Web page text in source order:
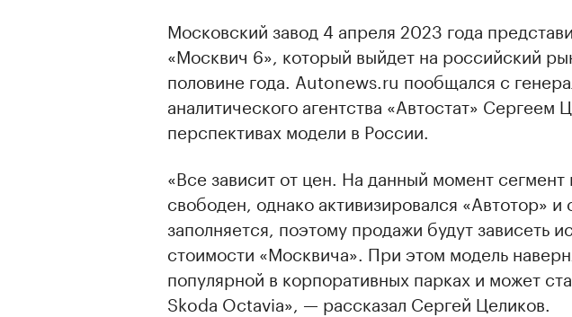
Московский завод 4 апреля 2023 года
«Москвич 6», который выйдет на российский
половине года. Autonews.ru пообщался с
аналитического агентства «Автостат» Сергеем
перспективах модели в России.
«Все зависит от цен. На данный момент сегмент
свободен, однако активизировался «Автотор»
заполняется, поэтому продажи будут зависеть
стоимости «Москвича». При этом модель
популярной в корпоративных парках и может
Skoda Octavia», — рассказал Сергей Целиков.